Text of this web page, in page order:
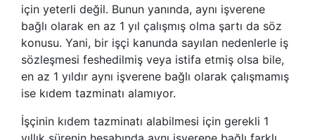
için yeterli değil. Bunun yanında, aynı işverene
bağlı olarak en az 1 yıl çalışmış olma şartı da söz
konusu. Yani, bir işçi kanunda sayılan nedenlerle iş
sözleşmesi feshedilmiş veya istifa etmiş olsa bile,
en az 1 yıldır aynı işverene bağlı olarak çalışmamış
ise kıdem tazminatı alamıyor.
İşçinin kıdem tazminatı alabilmesi için gerekli 1